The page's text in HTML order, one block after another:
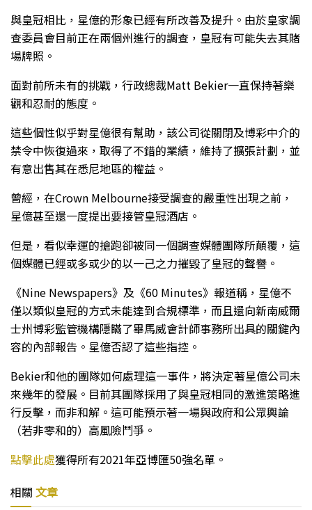
與皇冠相比，星億的形象已經有所改善及提升。由於皇家調
查委員會目前正在兩個州進行的調查，皇冠有可能失去其賭
場牌照。
面對前所未有的挑戰，行政總裁Matt Bekier一直保持著樂
觀和忍耐的態度。
這些個性似乎對星億很有幫助，該公司從關閉及博彩中介的
禁令中恢復過來，取得了不錯的業績，維持了擴張計劃，並
有意出售其在悉尼地區的權益。
曾經，在Crown Melbourne接受調查的嚴重性出現之前，
星億甚至還一度提出要接管皇冠酒店。
但是，看似幸運的搶跑卻被同一個調查媒體團隊所顛覆，這
個媒體已經或多或少的以一己之力摧毀了皇冠的聲譽。
《Nine Newspapers》及《60 Minutes》報道稱，星億不
僅以類似皇冠的方式未能達到合規標準，而且還向新南威爾
士州博彩監管機構隱瞞了畢馬威會計師事務所出具的關鍵內
容的內部報告。星億否認了這些指控。
Bekier和他的團隊如何處理這一事件，將決定著星億公司未
來幾年的發展。目前其團隊採用了與皇冠相同的激進策略進
行反擊，而非和解。這可能預示著一場與政府和公眾輿論
（若非零和的）高風險鬥爭。
點擊此處獲得所有2021年亞博匯50強名單。
相關 文章